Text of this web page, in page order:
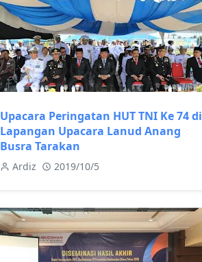
Upacara Peringatan HUT TNI Ke 74 di
Lapangan Upacara Lanud Anang
Busra Tarakan
Ardiz 2019/10/5